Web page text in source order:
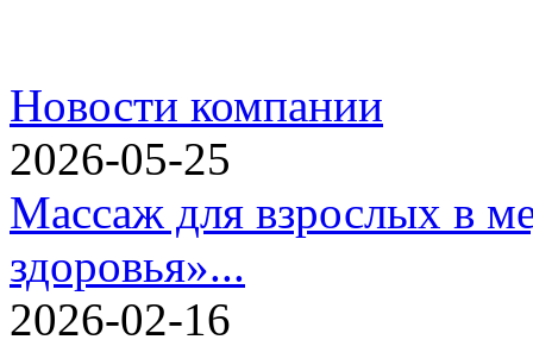
Новости компании
2026-05-25
Массаж для взрослых в
здоровья»...
2026-02-16